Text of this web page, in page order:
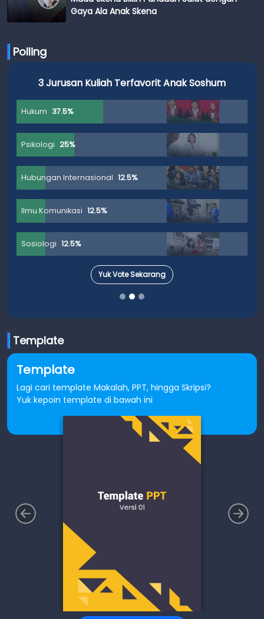
Gaya Ala Anak Skena
Polling
3 Jurusan Kuliah Terfavorit Anak Soshum
Hukum 37.5%
Psikologi 25%
Hubungan Internasional 12.5%
Ilmu Komunikasi 12.5%
Sosiologi 12.5%
Yuk Vote Sekarang
Template
Template
Lagi cari template Makalah, PPT, hingga Skripsi?
Yuk kepoin template di bawah ini